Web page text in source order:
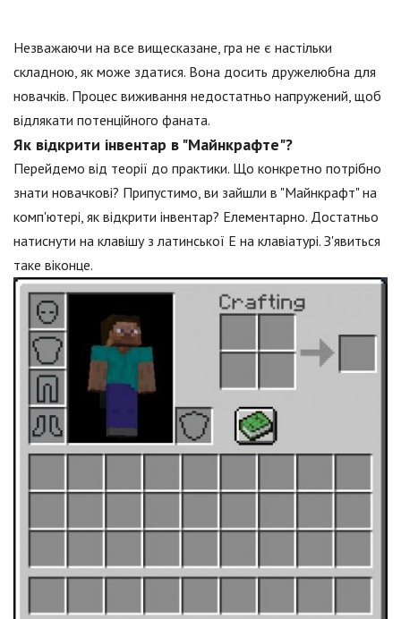
Незважаючи на все вищесказане, гра не є настільки
складною, як може здатися. Вона досить дружелюбна для
новачків. Процес виживання недостатньо напружений, щоб
відлякати потенційного фаната.
Як відкрити інвентар в "Майнкрафте"?
Перейдемо від теорії до практики. Що конкретно потрібно
знати новачкові? Припустимо, ви зайшли в "Майнкрафт" на
комп'ютері, як відкрити інвентар? Елементарно. Достатньо
натиснути на клавішу з латинської E на клавіатурі. З'явиться
таке віконце.